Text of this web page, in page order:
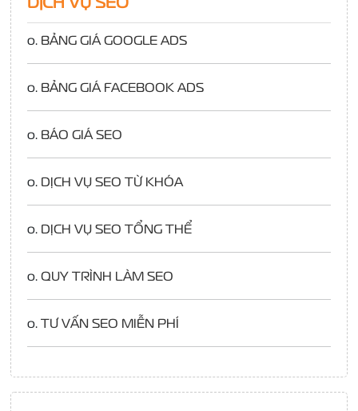
o. BẢNG GIÁ GOOGLE ADS
o. BẢNG GIÁ FACEBOOK ADS
o. BÁO GIÁ SEO
o. DỊCH VỤ SEO TỪ KHÓA
o. DỊCH VỤ SEO TỔNG THỂ
o. QUY TRÌNH LÀM SEO
o. TƯ VẤN SEO MIỄN PHÍ